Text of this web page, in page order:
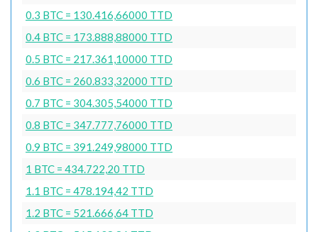
0.3 BTC = 130.416,66000 TTD
0.4 BTC = 173.888,88000 TTD
0.5 BTC = 217.361,10000 TTD
0.6 BTC = 260.833,32000 TTD
0.7 BTC = 304.305,54000 TTD
0.8 BTC = 347.777,76000 TTD
0.9 BTC = 391.249,98000 TTD
1 BTC = 434.722,20 TTD
1.1 BTC = 478.194,42 TTD
1.2 BTC = 521.666,64 TTD